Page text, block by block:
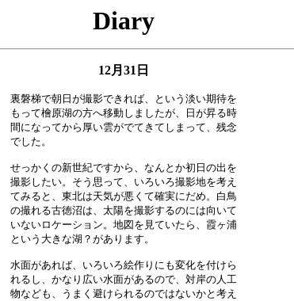
Diary
12月31日
裏磐梯で朝日が撮影できれば、という淡い期待を
もって檜原湖の方へ移動しましたが、日が昇る時
間になってから厚い雲がでてきてしまって、残念
でした。
せっかくの新世紀ですから、なんとか初日の出を
撮影したい。そう思って、いろいろ撮影地を考え
てみると、東北は天気が悪くて確実にだめ。白鳥
の撮れる古徳沼は、太陽を撮影するのには向いて
いないロケーション。地図を見ていたら、霞ヶ浦
という大きな湖？があります。
水面があれば、いろいろ絵作りにも変化を付けら
れるし、かなり広い水面があるので、対岸の人工
物なども、うまく避けられるのではないかと考え